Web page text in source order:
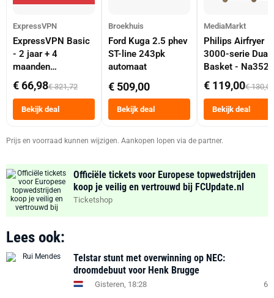
ExpressVPN
ExpressVPN Basic
- 2 jaar + 4
maanden
abonnement
€ 66,98€ 321,72
Bekijk deal
Broekhuis
Ford Kuga 2.5 phev
ST-line 243pk
automaat
€ 509,00
Bekijk deal
MediaMarkt
Philips Airfryer
3000-serie Dual
Basket -
Dubbele Mand 9
Tot 6 Personen
Heteluchtfriteuse
Zwart
€ 119,00€ 130,00
Bekijk deal
Prijs en voorraad kunnen wijzigen. Aankopen lopen via de partner.
Officiële tickets voor Europese topwedstrijden
koop je veilig en vertrouwd bij FCUpdate.nl
Ticketshop
Lees ook:
Telstar stunt met overwinning op NEC:
droomdebuut voor Henk Brugge
Gisteren, 18:28 6